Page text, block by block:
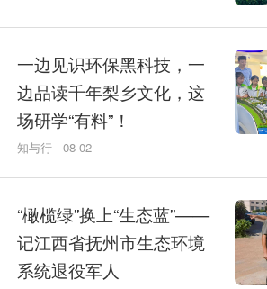
一边见识环保黑科技，一
边品读千年梨乡文化，这
场研学“有料”！
知与行 08-02
“橄榄绿”换上“生态蓝”——
记江西省抚州市生态环境
系统退役军人